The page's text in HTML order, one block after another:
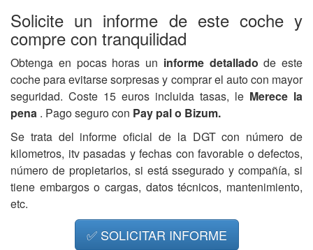
Solicite un informe de este coche y
compre con tranquilidad
Obtenga en pocas horas un informe detalladode este
coche para evitarse sorpresas y comprar el auto con mayor
seguridad. Coste 15 euros incluida tasas, le Merece la
pena . Pago seguro con Pay pal o Bizum.
Se trata del informe oficial de la DGT con número de
kilometros, itv pasadas y fechas con favorable o defectos,
número de propietarios, si está ssegurado y compañía, si
tiene embargos o cargas, datos técnicos, mantenimiento,
etc.
✅ SOLICITAR INFORME